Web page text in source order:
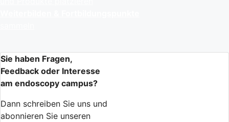
Sie haben Fragen,
Feedback oder Interesse
am endoscopy campus?
Dann schreiben Sie uns und
abonnieren Sie unseren